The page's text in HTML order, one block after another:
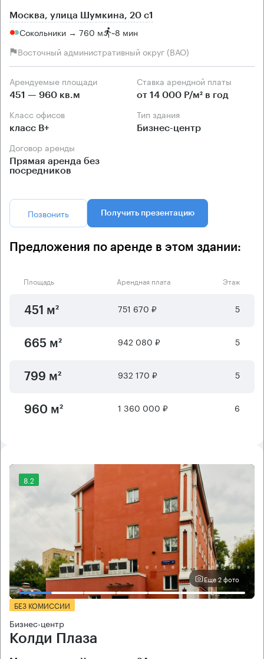
Москва, улица Шумкина, 20 с1
Сокольники → 760 м ~8 мин
Восточный административный округ (ВАО)
Арендуемые площади
451 — 960 кв.м
Ставка арендной платы
от 14 000 Р/м² в год
Класс офисов
класс B+
Тип здания
Бизнес-центр
Договор аренды
Прямая аренда без
посредников
Позвонить Получить презентацию
Предложения по аренде в этом здании:
Площадь Арендная плата Этаж
451 м² 751 670 ₽ 5
665 м² 942 080 ₽ 5
799 м² 932 170 ₽ 5
960 м² 1 360 000 ₽ 6
8.2
Еще 2 фото
БЕЗ КОМИССИИ
Бизнес-центр
Колди Плаза